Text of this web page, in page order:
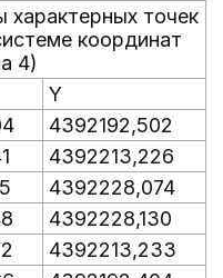
характерных точек
координат
4)
Y
4392192,502
4392213,226
4392228,074
4392228,130
4392213,233